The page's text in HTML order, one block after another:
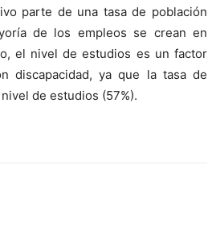
parte de una tasa de población
de los empleos se crean en
el nivel de estudios es un factor
discapacidad, ya que la tasa de
de estudios (57%).